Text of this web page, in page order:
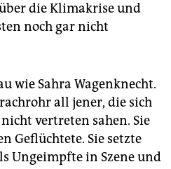
die Klimakrise und
noch gar nicht
wie Sahra Wagenknecht.
all jener, die sich
vertreten sahen. Sie
Geflüchtete. Sie setzte
Ungeimpfte in Szene und